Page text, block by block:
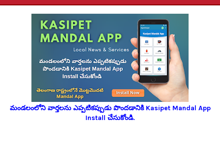
మండలంలోని వార్తలను ఎప్పటికప్పుడు పొందడానికి Kasipet Mandal App
Install చేసుకోండి.